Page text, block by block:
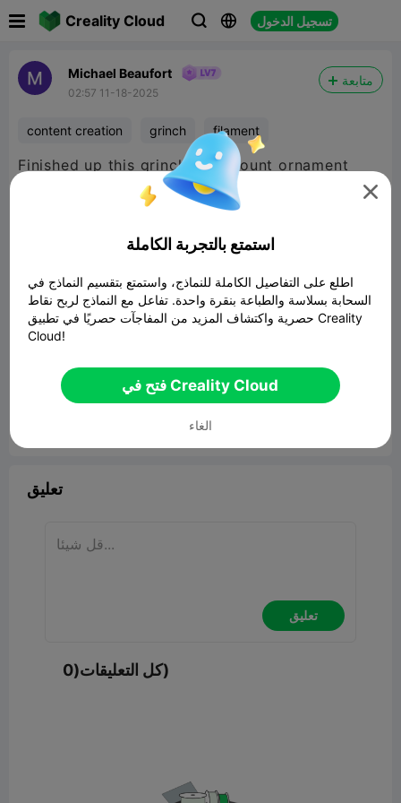
Creality Cloud   تسجيل الدخول
Michael Beaufort
02:57 11-18-2025
متابعة
content creation grinch filament
Finished up this grinch wall mount ornament
holder. Hope you all enjoy it.
00:38

تعليق
تعليق
كل التعليقات(0)

استمتع بالتجربة الكاملة
اطلع على التفاصيل الكاملة للنماذج، واستمتع بتقسيم النماذج في
السحابة بسلاسة والطباعة بنقرة واحدة. تفاعل مع النماذج لربح نقاط
حصرية واكتشاف المزيد من المفاجآت حصريًا في تطبيق Creality
Cloud!
فتح في Creality Cloud
الغاء